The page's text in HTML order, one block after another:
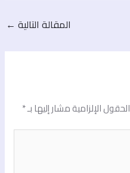
المقالة التالية ←
الحقول الإلزامية مشار إليها بـ*